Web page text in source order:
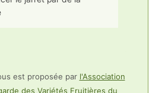
est proposée par l'Association
des Variétés Fruitières du